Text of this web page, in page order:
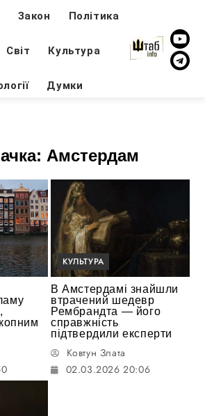
Закон Політика
Світ Культура
Думки
Амстердам
КУЛЬТУРА
В Амстердамі знайшли
втрачений шедевр
Рембрандта — його
справжність
підтвердили експерти
Ковтун Злата
02.03.2026 20:06